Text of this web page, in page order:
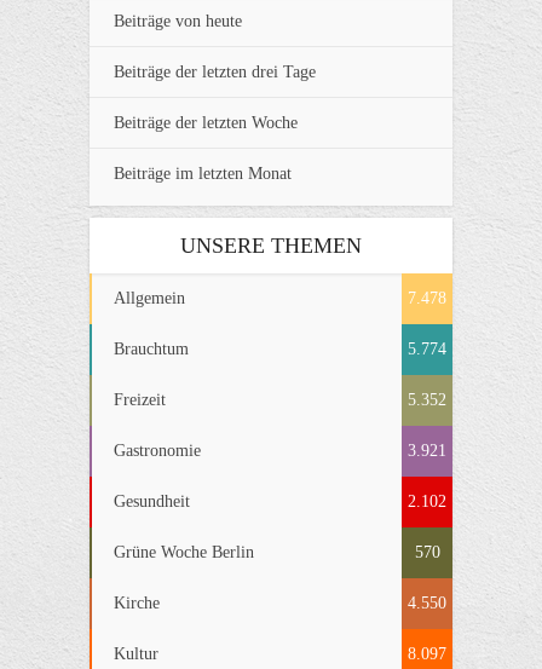
Beiträge von heute
Beiträge der letzten drei Tage
Beiträge der letzten Woche
Beiträge im letzten Monat
UNSERE THEMEN
Allgemein 7.478
Brauchtum 5.774
Freizeit 5.352
Gastronomie 3.921
Gesundheit 2.102
Grüne Woche Berlin 570
Kirche 4.550
Kultur 8.097